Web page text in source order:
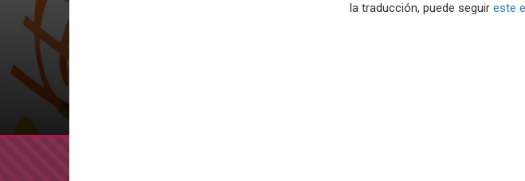
la traducción, puede seguir este